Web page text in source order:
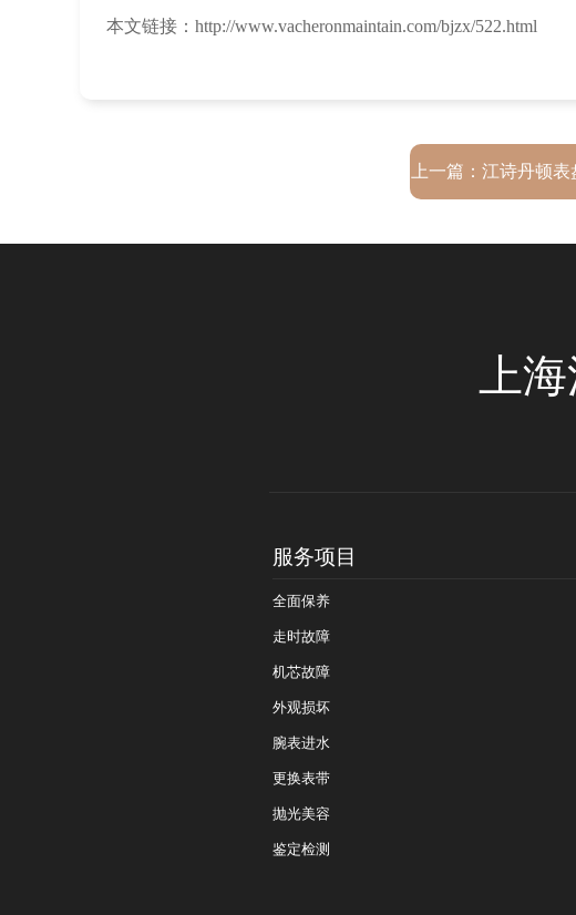
本文链接：http://www.vacheronmaintain.com/bjzx/522.html
上一篇： 江诗丹顿表
上
服务项目
全面保养
走时故障
机芯故障
外观损坏
腕表进水
更换表带
抛光美容
鉴定检测